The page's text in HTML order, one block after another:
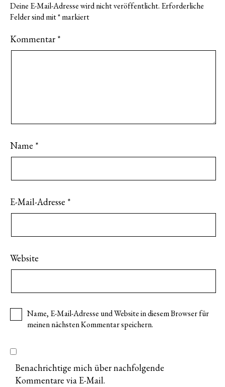
Deine E-Mail-Adresse wird nicht veröffentlicht. Erforderliche
Felder sind mit*markiert
Kommentar *
Name *
E-Mail-Adresse *
Website
Name, E-Mail-Adresse und Website in diesem Browser für
meinen nächsten Kommentar speichern.
Benachrichtige mich über nachfolgende
Kommentare via E-Mail.